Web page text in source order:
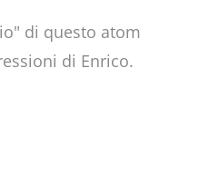
di questo atom
di Enrico.
dotMod